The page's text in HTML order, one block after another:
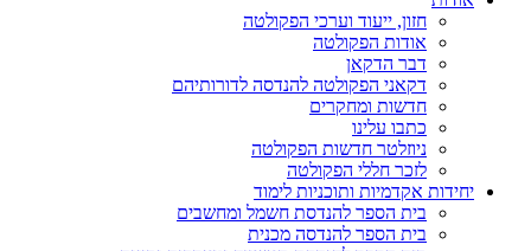
חזון, ייעוד וערכי הפקולטה
אודות הפקולטה
דבר הדקאן
דקאני הפקולטה להנדסה לדורותיהם
חדשות ומחקרים
כתבו עלינו
ניוזלטר חדשות הפקולטה
לזכר חללי הפקולטה
יחידות אקדמיות ותוכניות לימוד
בית הספר להנדסת חשמל ומחשבים
בית הספר להנדסה מכנית